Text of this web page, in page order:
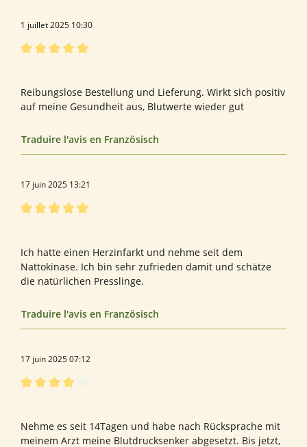
1 juillet 2025 10:30
Reibungslose Bestellung und Lieferung. Wirkt sich positiv
auf meine Gesundheit aus, Blutwerte wieder gut
Traduire l'avis en Französisch
17 juin 2025 13:21
Ich hatte einen Herzinfarkt und nehme seit dem
Nattokinase. Ich bin sehr zufrieden damit und schätze
die natürlichen Presslinge.
Traduire l'avis en Französisch
17 juin 2025 07:12
Nehme es seit 14Tagen und habe nach Rücksprache mit
meinem Arzt meine Blutdrucksenker abgesetzt. Bis jetzt,